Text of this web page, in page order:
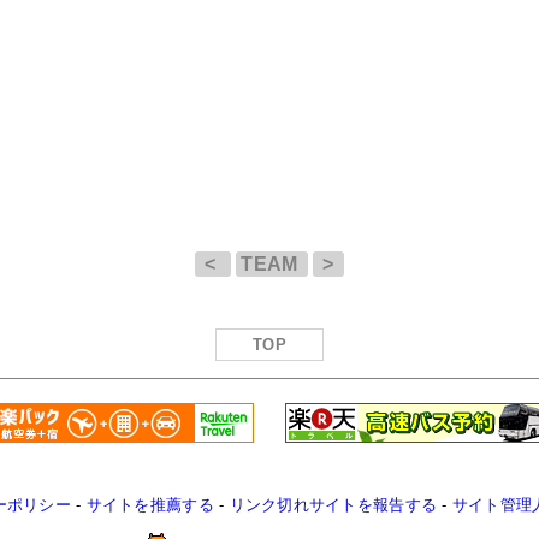
< TEAM >
TOP
ポリシー - サイトを推薦する - リンク切れサイトを報告する - サイト管理